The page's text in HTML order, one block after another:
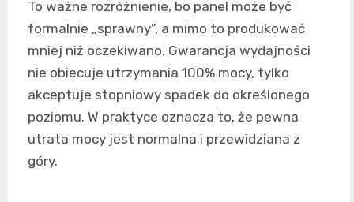
To ważne rozróżnienie, bo panel może być
formalnie „sprawny”, a mimo to produkować
mniej niż oczekiwano. Gwarancja wydajności
nie obiecuje utrzymania 100% mocy, tylko
akceptuje stopniowy spadek do określonego
poziomu. W praktyce oznacza to, że pewna
utrata mocy jest normalna i przewidziana z
góry.